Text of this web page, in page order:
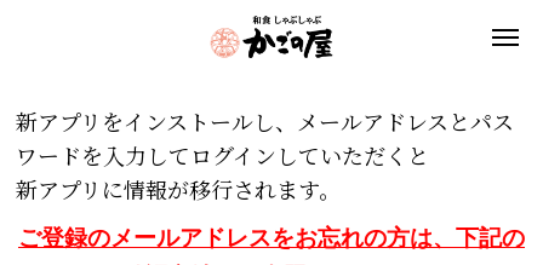
新アプリをインストールし、メールアドレスとパス
ワードを入力してログインしていただくと
新アプリに情報が移行されます。
ご登録のメールアドレスをお忘れの方は、下記の